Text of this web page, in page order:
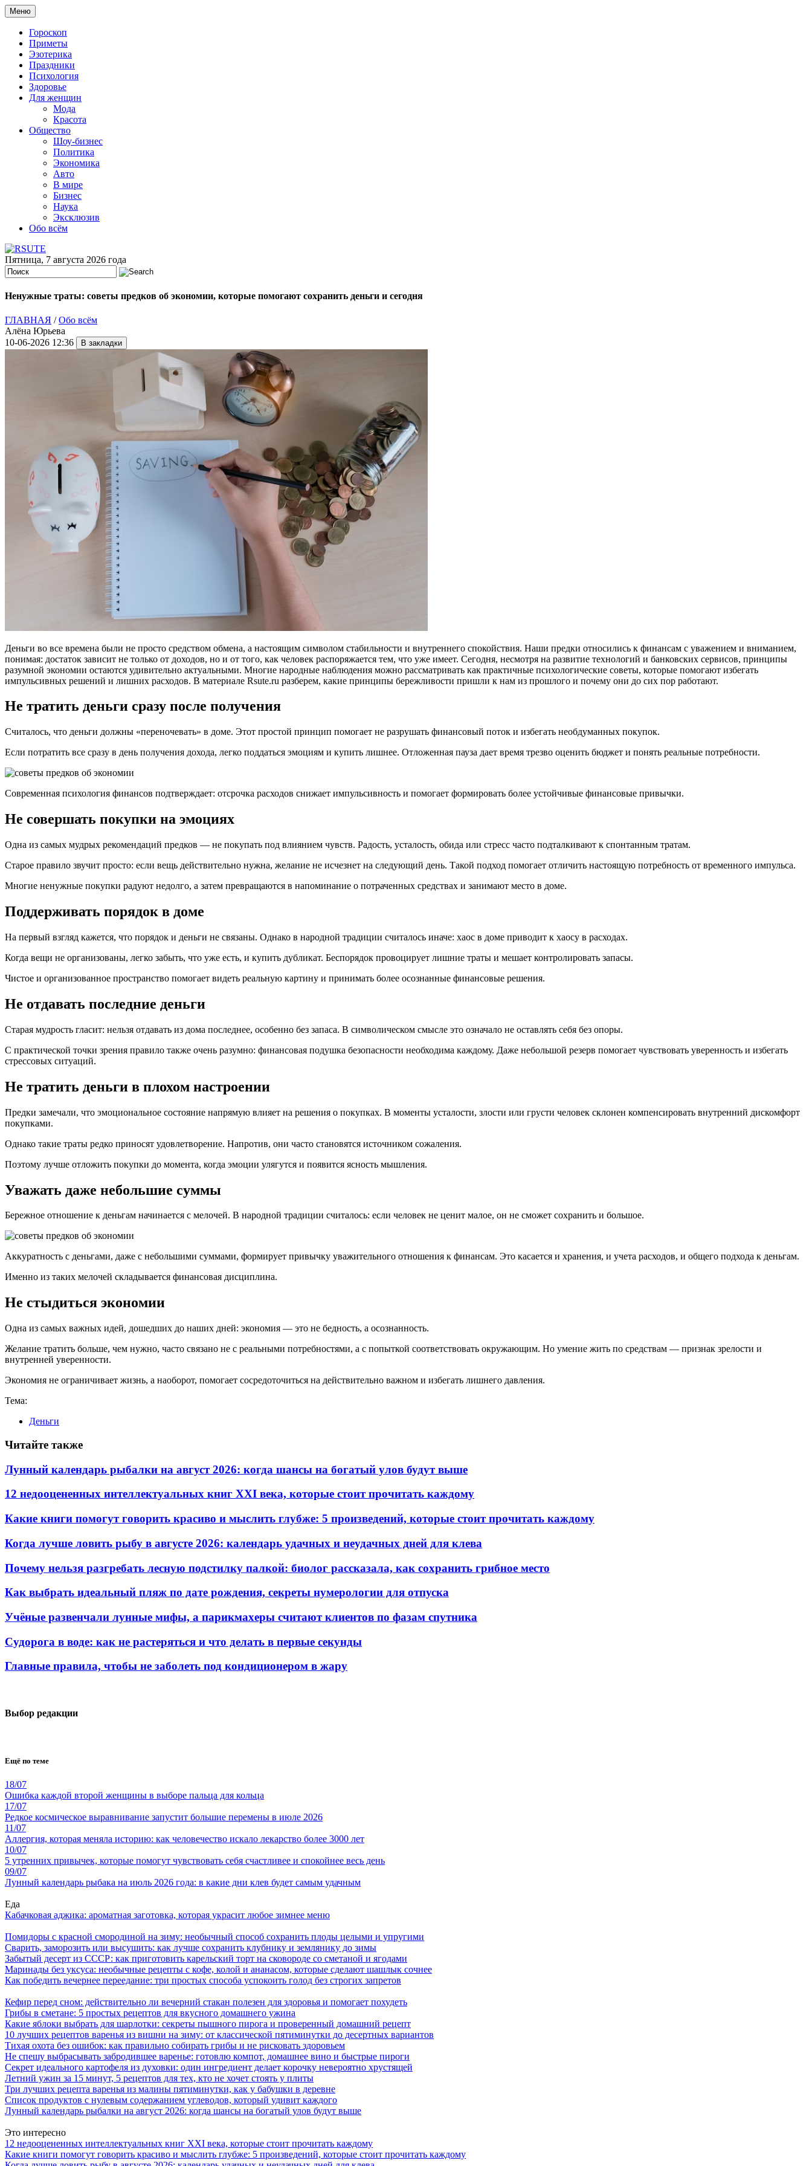
Меню
Гороскоп
Приметы
Эзотерика
Праздники
Психология
Здоровье
Для женщин
Мода
Красота
Общество
Шоу-бизнес
Политика
Экономика
Авто
В мире
Бизнес
Наука
Эксклюзив
Обо всём
Пятница, 7 августа 2026 года
Ненужные траты: советы предков об экономии, которые помогают сохранить деньги и сегодня
ГЛАВНАЯ /Обо всём
Алёна Юрьева
10-06-2026 12:36
Деньги во все времена были не просто средством обмена, а настоящим символом стабильности и внутреннего спокойствия. Наши предки относились к финансам с уважением и вниманием,
понимая: достаток зависит не только от доходов, но и от того, как человек распоряжается тем, что уже имеет. Сегодня, несмотря на развитие технологий и банковских сервисов, принципы
разумной экономии остаются удивительно актуальными. Многие народные наблюдения можно рассматривать как практичные психологические советы, которые помогают избегать
импульсивных решений и лишних расходов. В материале Rsute.ru разберем, какие принципы бережливости пришли к нам из прошлого и почему они до сих пор работают.
Не тратить деньги сразу после получения
Считалось, что деньги должны «переночевать» в доме. Этот простой принцип помогает не разрушать финансовый поток и избегать необдуманных покупок.
Если потратить все сразу в день получения дохода, легко поддаться эмоциям и купить лишнее. Отложенная пауза дает время трезво оценить бюджет и понять реальные потребности.
Современная психология финансов подтверждает: отсрочка расходов снижает импульсивность и помогает формировать более устойчивые финансовые привычки.
Не совершать покупки на эмоциях
Одна из самых мудрых рекомендаций предков — не покупать под влиянием чувств. Радость, усталость, обида или стресс часто подталкивают к спонтанным тратам.
Старое правило звучит просто: если вещь действительно нужна, желание не исчезнет на следующий день. Такой подход помогает отличить настоящую потребность от временного импульса.
Многие ненужные покупки радуют недолго, а затем превращаются в напоминание о потраченных средствах и занимают место в доме.
Поддерживать порядок в доме
На первый взгляд кажется, что порядок и деньги не связаны. Однако в народной традиции считалось иначе: хаос в доме приводит к хаосу в расходах.
Когда вещи не организованы, легко забыть, что уже есть, и купить дубликат. Беспорядок провоцирует лишние траты и мешает контролировать запасы.
Чистое и организованное пространство помогает видеть реальную картину и принимать более осознанные финансовые решения.
Не отдавать последние деньги
Старая мудрость гласит: нельзя отдавать из дома последнее, особенно без запаса. В символическом смысле это означало не оставлять себя без опоры.
С практической точки зрения правило также очень разумно: финансовая подушка безопасности необходима каждому. Даже небольшой резерв помогает чувствовать уверенность и избегать
стрессовых ситуаций.
Не тратить деньги в плохом настроении
Предки замечали, что эмоциональное состояние напрямую влияет на решения о покупках. В моменты усталости, злости или грусти человек склонен компенсировать внутренний дискомфорт
покупками.
Однако такие траты редко приносят удовлетворение. Напротив, они часто становятся источником сожаления.
Поэтому лучше отложить покупки до момента, когда эмоции улягутся и появится ясность мышления.
Уважать даже небольшие суммы
Бережное отношение к деньгам начинается с мелочей. В народной традиции считалось: если человек не ценит малое, он не сможет сохранить и большое.
Аккуратность с деньгами, даже с небольшими суммами, формирует привычку уважительного отношения к финансам. Это касается и хранения, и учета расходов, и общего подхода к деньгам.
Именно из таких мелочей складывается финансовая дисциплина.
Не стыдиться экономии
Одна из самых важных идей, дошедших до наших дней: экономия — это не бедность, а осознанность.
Желание тратить больше, чем нужно, часто связано не с реальными потребностями, а с попыткой соответствовать окружающим. Но умение жить по средствам — признак зрелости и
внутренней уверенности.
Экономия не ограничивает жизнь, а наоборот, помогает сосредоточиться на действительно важном и избегать лишнего давления.
Тема:
Деньги
Читайте также
Лунный календарь рыбалки на август 2026: когда шансы на богатый улов будут выше
12 недооцененных интеллектуальных книг XXI века, которые стоит прочитать каждому
Какие книги помогут говорить красиво и мыслить глубже: 5 произведений, которые стоит прочитать каждому
Когда лучше ловить рыбу в августе 2026: календарь удачных и неудачных дней для клева
Почему нельзя разгребать лесную подстилку палкой: биолог рассказала, как сохранить грибное место
Как выбрать идеальный пляж по дате рождения, секреты нумерологии для отпуска
Учёные развенчали лунные мифы, а парикмахеры считают клиентов по фазам спутника
Судорога в воде: как не растеряться и что делать в первые секунды
Главные правила, чтобы не заболеть под кондиционером в жару
Выбор редакции
Ещё по теме
18/07
Ошибка каждой второй женщины в выборе пальца для кольца
17/07
Редкое космическое выравнивание запустит большие перемены в июле 2026
11/07
Аллергия, которая меняла историю: как человечество искало лекарство более 3000 лет
10/07
5 утренних привычек, которые помогут чувствовать себя счастливее и спокойнее весь день
09/07
Лунный календарь рыбака на июль 2026 года: в какие дни клев будет самым удачным
Еда
Кабачковая аджика: ароматная заготовка, которая украсит любое зимнее меню
Помидоры с красной смородиной на зиму: необычный способ сохранить плоды целыми и упругими
Сварить, заморозить или высушить: как лучше сохранить клубнику и землянику до зимы
Забытый десерт из СССР: как приготовить карельский торт на сковороде со сметаной и ягодами
Маринады без уксуса: необычные рецепты с кофе, колой и ананасом, которые сделают шашлык сочнее
Как победить вечернее переедание: три простых способа успокоить голод без строгих запретов
Кефир перед сном: действительно ли вечерний стакан полезен для здоровья и помогает похудеть
Грибы в сметане: 5 простых рецептов для вкусного домашнего ужина
Какие яблоки выбрать для шарлотки: секреты пышного пирога и проверенный домашний рецепт
10 лучших рецептов варенья из вишни на зиму: от классической пятиминутки до десертных вариантов
Тихая охота без ошибок: как правильно собирать грибы и не рисковать здоровьем
Не спешу выбрасывать забродившее варенье: готовлю компот, домашнее вино и быстрые пироги
Секрет идеального картофеля из духовки: один ингредиент делает корочку невероятно хрустящей
Летний ужин за 15 минут, 5 рецептов для тех, кто не хочет стоять у плиты
Три лучших рецепта варенья из малины пятиминутки, как у бабушки в деревне
Список продуктов с нулевым содержанием углеводов, который удивит каждого
Лунный календарь рыбалки на август 2026: когда шансы на богатый улов будут выше
Это интересно
12 недооцененных интеллектуальных книг XXI века, которые стоит прочитать каждому
Какие книги помогут говорить красиво и мыслить глубже: 5 произведений, которые стоит прочитать каждому